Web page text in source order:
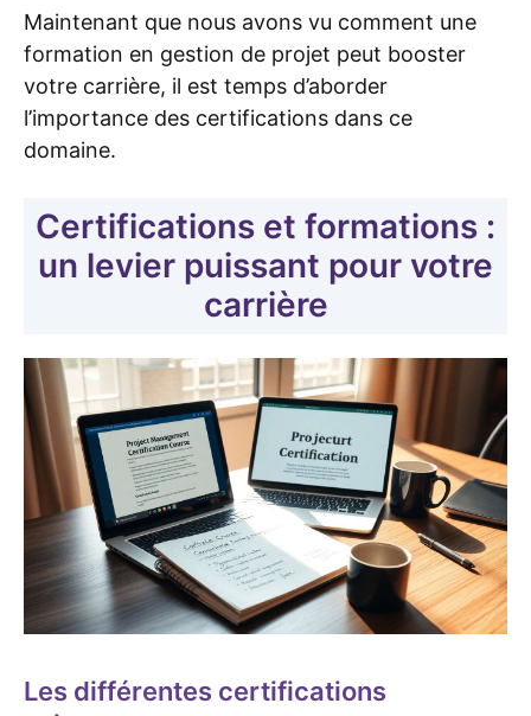
Maintenant que nous avons vu comment une
formation en gestion de projet peut booster
votre carrière, il est temps d’aborder
l’importance des certifications dans ce
domaine.
Certifications et formations :
un levier puissant pour votre
carrière
Les différentes certifications